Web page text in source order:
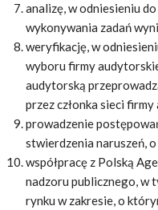
analizę, w odniesieniu
wykonywania zadań
weryfikację, w
wyboru firmy
audytorską
przez członka sieci
prowadzenie
stwierdzenia naruszeń,
współpracę z Polską
nadzoru publicznego, w
rynku w zakresie, o